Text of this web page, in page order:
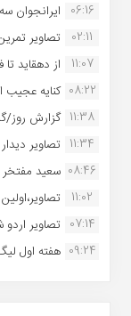
06:16 ایرانجوان
02:11
تصاویر
11:07
از دهقاید
08:22 کنایه
11:38 گزارش روز/
11:34 تصاویر
08:46 سعید مفتخر
11:02
07:14 تصاویر
09:24 هفته اول